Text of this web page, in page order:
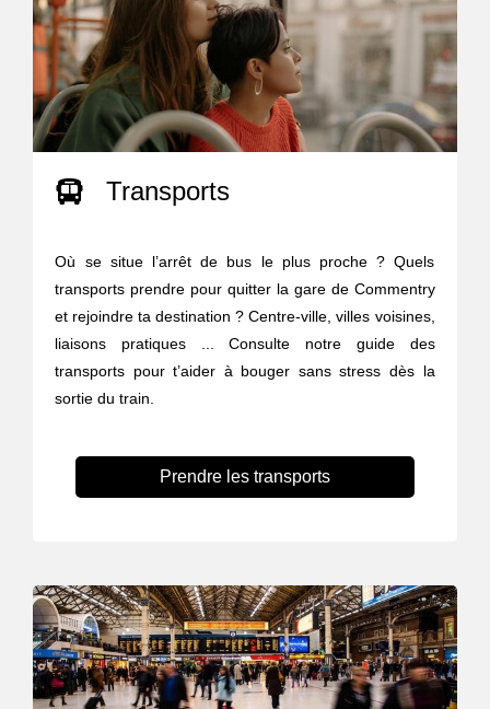
Transports
Où se situe l’arrêt de bus le plus proche ? Quels
transports prendre pour quitter la gare de Commentry
et rejoindre ta destination ? Centre-ville, villes voisines,
liaisons pratiques ... Consulte notre guide des
transports pour t’aider à bouger sans stress dès la
sortie du train.
Prendre les transports